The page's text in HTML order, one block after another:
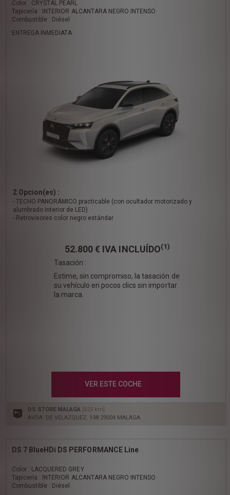
Color : CRYSTAL PEARL
Tapicería : INTERIOR ALCANTARA NEGRO INTENSO
Combustible : Diésel
ENTREGA INMEDIATA
2 Opcion(es) :
- TECHO PANORÁMICO practicable (con ocultador motorizado y
alumbrado interior de LED)
- Retrovisores color negro estándar
52.800 € IVA INCLUÍDO(1)
Tasación :
Estime, sin compromiso, la tasación de
su vehículo en pocos clics sin importar
la marca.
VER ESTE COCHE
DS STORE MALAGA [425 km]
AVDA. DE VELAZQUEZ, 198 29004 MALAGA
DS 7 BlueHDi DS PERFORMANCE Line
Color : LACQUERED GREY
Tapicería : INTERIOR ALCANTARA NEGRO INTENSO
Combustible : Diésel